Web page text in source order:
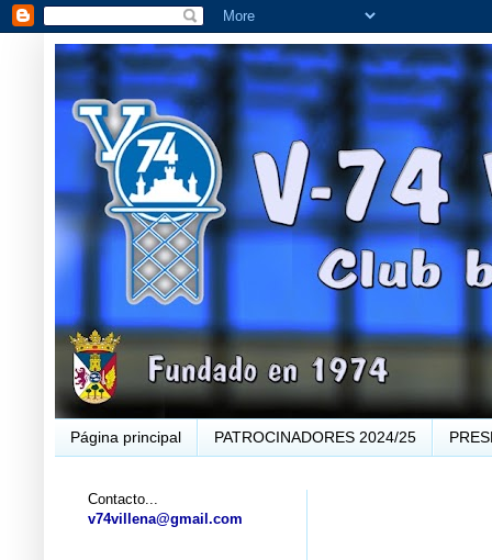
Página principal PATROCINADORES 2024/25
Contacto...
v74villena@gmail.com